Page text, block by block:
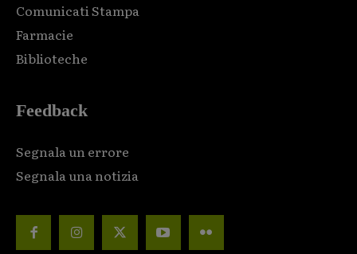
Comunicati Stampa
Farmacie
Biblioteche
Feedback
Segnala un errore
Segnala una notizia